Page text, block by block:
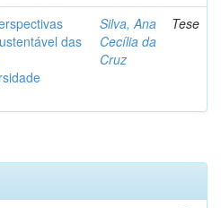
das
Silva, Ana
Cecília da
Cruz
Tese